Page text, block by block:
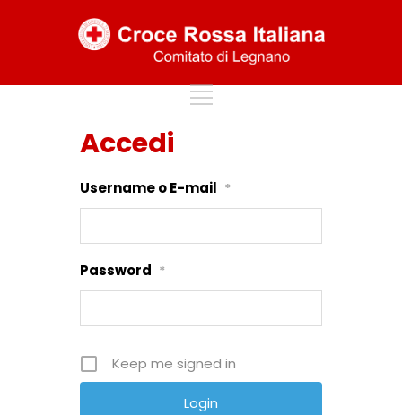
Accedi
Username o E-mail *
Password *
Keep me signed in